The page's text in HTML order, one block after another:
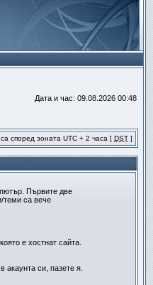
Дата и час: 09.08.2026 00:48
според зоната UTC + 2 часа [ DST ]
Първите две
теми са вече
е хостнат сайта.
акаунта си, пазете я.